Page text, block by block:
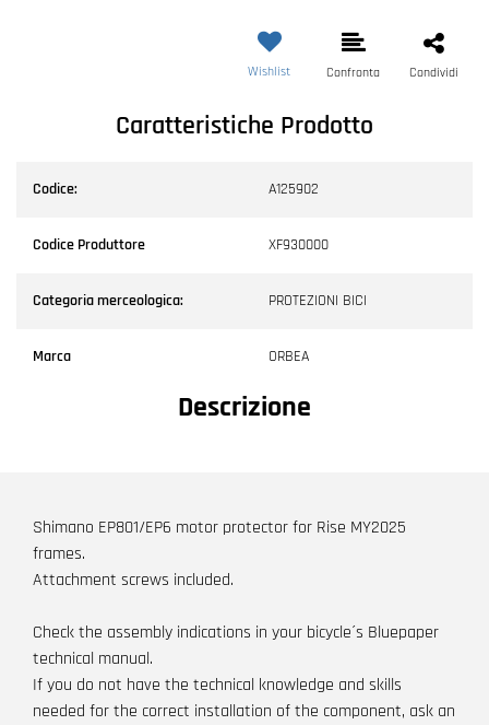
Wishlist Confronta Condividi
Caratteristiche Prodotto
Codice: A125902
Codice Produttore XF930000
Categoria merceologica: PROTEZIONI BICI
Marca ORBEA
Descrizione
Shimano EP801/EP6 motor protector for Rise MY2025
frames.
Attachment screws included.
Check the assembly indications in your bicycle´s Bluepaper
technical manual.
If you do not have the technical knowledge and skills
needed for the correct installation of the component, ask an